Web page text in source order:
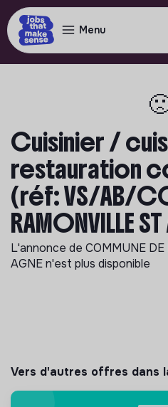
Menu
Cuisinier /
restauration
(réf: VS/AB/
RAMONVILLE
L'annonce de COMMUNE
AGNEn'est plus disponible
Vers d'autres offres dans